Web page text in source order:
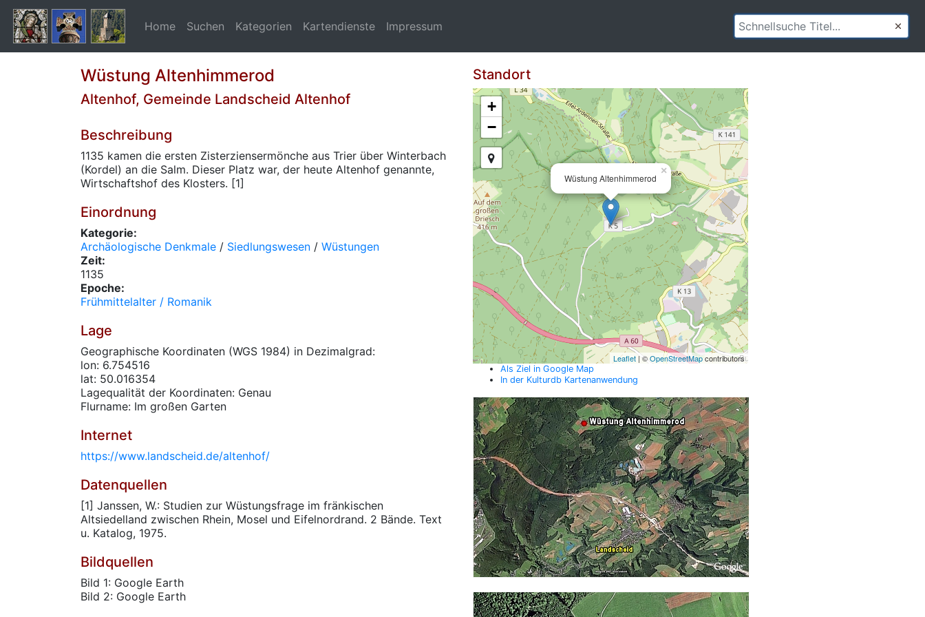
Home Suchen Kategorien Kartendienste Impressum
Wüstung Altenhimmerod
Altenhof, Gemeinde Landscheid Altenhof
Beschreibung
1135 kamen die ersten Zisterziensermönche aus Trier über Winterbach
(Kordel) an die Salm. Dieser Platz war, der heute Altenhof genannte,
Wirtschaftshof des Klosters. [1]
Einordnung
Kategorie:
Archäologische Denkmale / Siedlungswesen / Wüstungen
Zeit:
1135
Epoche:
Frühmittelalter / Romanik
Lage
Geographische Koordinaten (WGS 1984) in Dezimalgrad:
lon: 6.754516
lat: 50.016354
Lagequalität der Koordinaten: Genau
Flurname: Im großen Garten
Internet
https://www.landscheid.de/altenhof/
Datenquellen
[1] Janssen, W.: Studien zur Wüstungsfrage im fränkischen
Altsiedelland zwischen Rhein, Mosel und Eifelnordrand. 2 Bände. Text
u. Katalog, 1975.
Bildquellen
Bild 1: Google Earth
Bild 2: Google Earth
Standort
Wüstung Altenhimmerod
×
+
−
Leaflet | ©OpenStreetMapcontributors
Als Ziel in Google Map
In der Kulturdb Kartenanwendung